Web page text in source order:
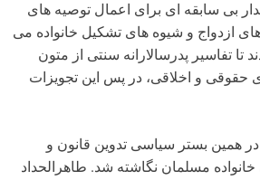
بی سابقه ای برای اعمال توصیه های
ازدواج و شیوه های تشکیل خانواده می
تا تفاسیر پدرسالارانه سنتی از متون
و اخلاقی، در پس این تجویزات
همین بستر سیاسی تدوین قانون و
مسلمان نگاشته شد. طاهرالحداد